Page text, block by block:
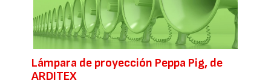
Lámpara de proyección Peppa Pig, de
ARDITEX